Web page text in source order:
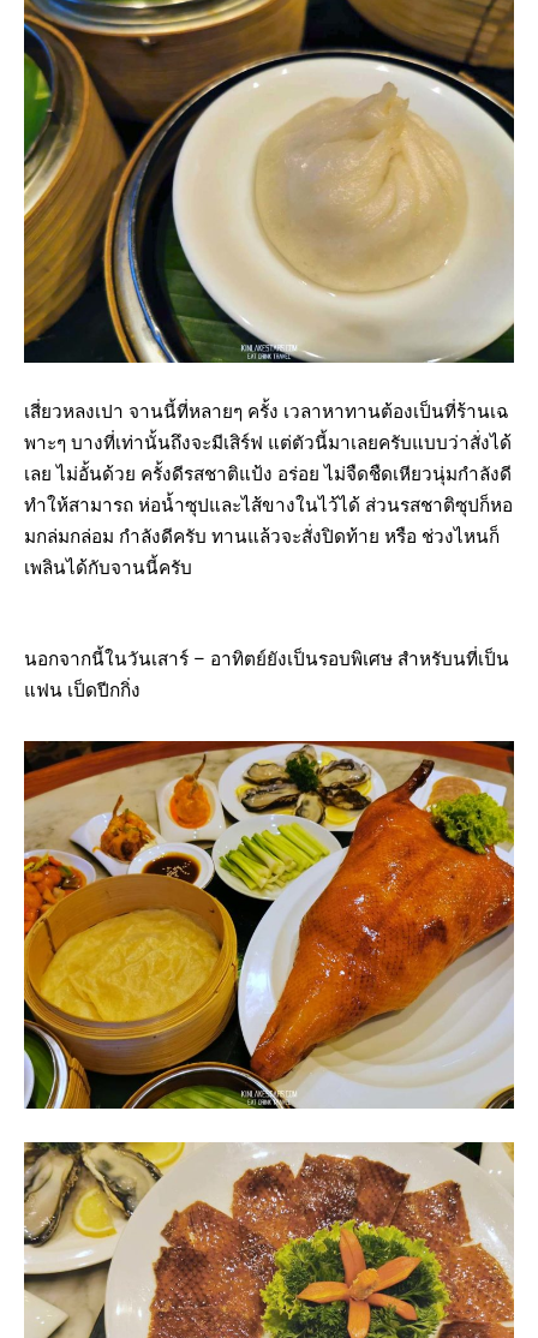
เสี่ยวหลงเปา จานนี้ที่หลายๆ ครั้ง เวลาหาทานต้องเป็นที่ร้านเฉ
พาะๆ บางที่เท่านั้นถึงจะมีเสิร์ฟ แต่ตัวนี้มาเลยครับแบบว่าสั่งได้
เลย ไม่อั้นด้วย ครั้งดีรสชาติแป้ง อร่อย ไม่จืดชืดเหียวนุ่มกำลังดี
ทำให้สามารถ ห่อน้ำซุปและไส้ขางในไว้ได้ ส่วนรสชาติซุปก็หอ
มกล่มกล่อม กำลังดีครับ ทานแล้วจะสั่งปิดท้าย หรือ ช่วงไหนก็
เพลินได้กับจานนี้ครับ
นอกจากนี้ในวันเสาร์ – อาทิตย์ยังเป็นรอบพิเศษ สำหรับนที่เป็น
แฟน เป็ดปีกกิ่ง